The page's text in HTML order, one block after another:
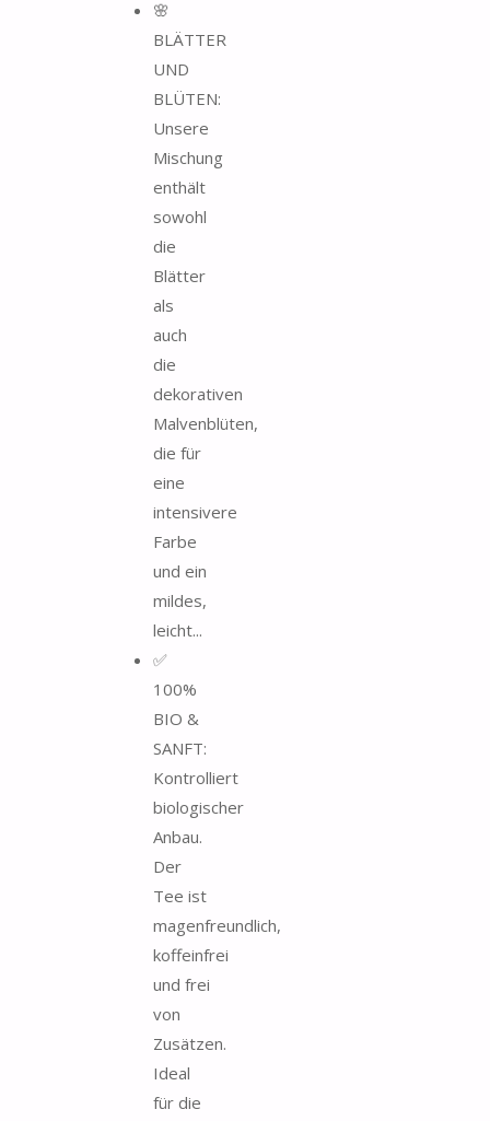
🌸
BLÄTTER
UND
BLÜTEN:
Unsere
Mischung
enthält
sowohl
die
Blätter
als
auch
die
dekorativen
Malvenblüten,
die für
eine
intensivere
Farbe
und ein
mildes,
leicht...
✅
100%
BIO &
SANFT:
Kontrolliert
biologischer
Anbau.
Der
Tee ist
magenfreundlich,
koffeinfrei
und frei
von
Zusätzen.
Ideal
für die